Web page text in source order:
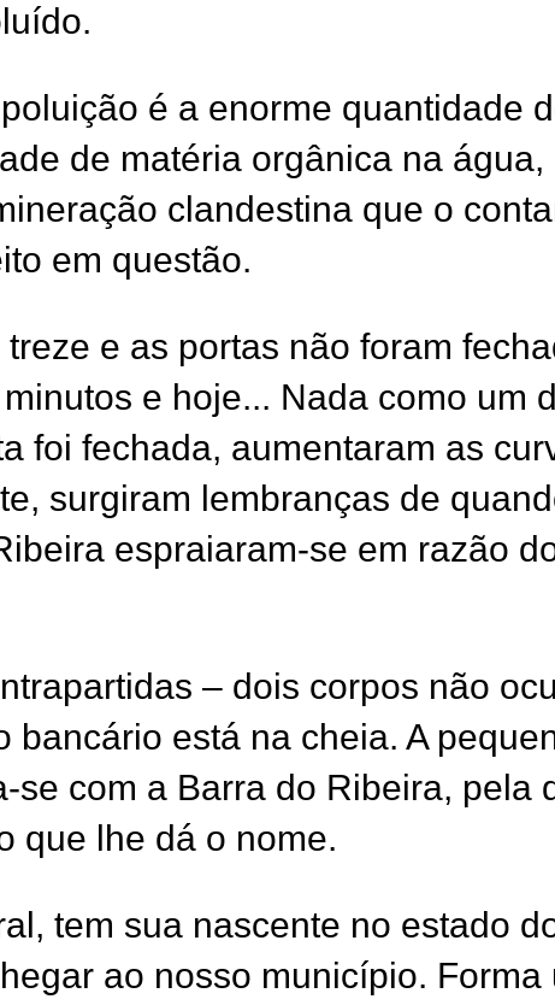
é a enorme quantidade
de matéria orgânica na água,
clandestina que o
em questão.
e as portas não foram
e hoje... Nada como um
foi fechada, aumentaram as
surgiram lembranças de
espraiaram-se em razão
– dois corpos não
bancário está na cheia. A
se com a Barra do Ribeira, pela
que lhe dá o nome.
tem sua nascente no estado
ao nosso município. Forma